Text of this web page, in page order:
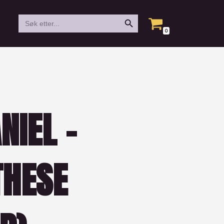
Search
for:
Search Button
0
–